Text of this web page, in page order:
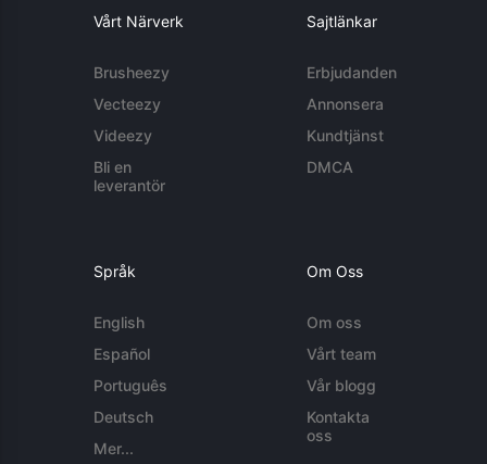
Vårt Närverk
Brusheezy
Vecteezy
Videezy
Bli en
leverantör
Sajtlänkar
Erbjudanden
Annonsera
Kundtjänst
DMCA
Språk
English
Español
Português
Deutsch
Mer...
Om Oss
Om oss
Vårt team
Vår blogg
Kontakta
oss